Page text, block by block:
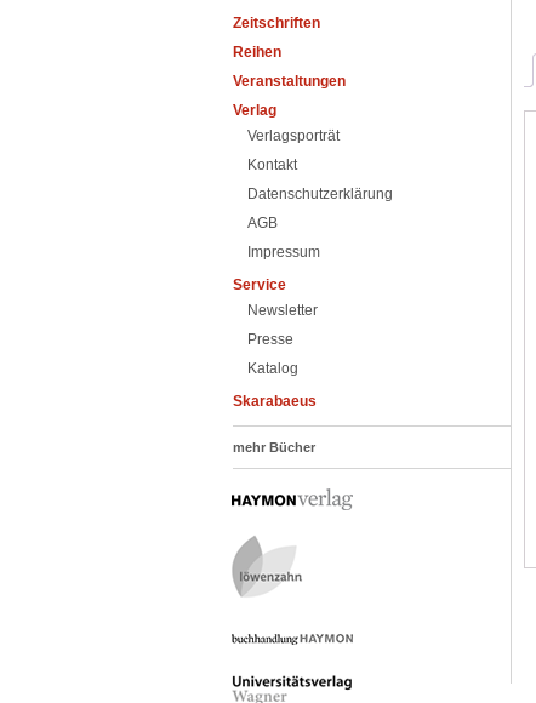
Zeitschriften
Reihen
Veranstaltungen
Verlag
Verlagsporträt
Kontakt
Datenschutzerklärung
AGB
Impressum
Service
Newsletter
Presse
Katalog
Skarabaeus
mehr Bücher